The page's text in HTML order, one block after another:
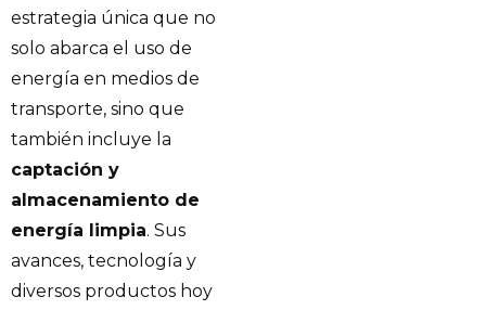
estrategia única que no
solo abarca el uso de
energía en medios de
transporte, sino que
también incluye la
captación y
almacenamiento de
energía limpia. Sus
avances, tecnología y
diversos productos hoy